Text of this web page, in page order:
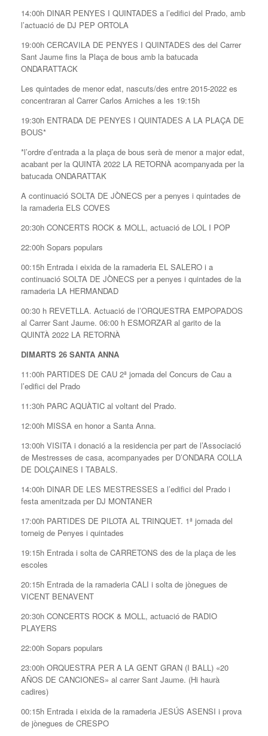
14:00h DINAR PENYES I QUINTADES a l’edifici del Prado, amb
l’actuació de DJ PEP ORTOLA
19:00h CERCAVILA DE PENYES I QUINTADES des del Carrer
Sant Jaume fins la Plaça de bous amb la batucada
ONDARATTACK
Les quintades de menor edat, nascuts/des entre 2015-2022 es
concentraran al Carrer Carlos Arniches a les 19:15h
19:30h ENTRADA DE PENYES I QUINTADES A LA PLAÇA DE
BOUS*
*l’ordre d’entrada a la plaça de bous serà de menor a major edat,
acabant per la QUINTÀ 2022 LA RETORNÀ acompanyada per la
batucada ONDARATTAK
A continuació SOLTA DE JÒNECS per a penyes i quintades de
la ramaderia ELS COVES
20:30h CONCERTS ROCK & MOLL, actuació de LOL I POP
22:00h Sopars populars
00:15h Entrada i eixida de la ramaderia EL SALERO i a
continuació SOLTA DE JÒNECS per a penyes i quintades de la
ramaderia LA HERMANDAD
00:30 h REVETLLA. Actuació de l’ORQUESTRA EMPOPADOS
al Carrer Sant Jaume. 06:00 h ESMORZAR al garito de la
QUINTÀ 2022 LA RETORNÀ
DIMARTS 26 SANTA ANNA
11:00h PARTIDES DE CAU 2ª jornada del Concurs de Cau a
l’edifici del Prado
11:30h PARC AQUÀTIC al voltant del Prado.
12:00h MISSA en honor a Santa Anna.
13:00h VISITA i donació a la residencia per part de l’Associació
de Mestresses de casa, acompanyades per D’ONDARA COLLA
DE DOLÇAINES I TABALS.
14:00h DINAR DE LES MESTRESSES a l’edifici del Prado i
festa amenitzada per DJ MONTANER
17:00h PARTIDES DE PILOTA AL TRINQUET. 1ª jornada del
torneig de Penyes i quintades
19:15h Entrada i solta de CARRETONS des de la plaça de les
escoles
20:15h Entrada de la ramaderia CALI i solta de jònegues de
VICENT BENAVENT
20:30h CONCERTS ROCK & MOLL, actuació de RADIO
PLAYERS
22:00h Sopars populars
23:00h ORQUESTRA PER A LA GENT GRAN (I BALL) «20
AÑOS DE CANCIONES» al carrer Sant Jaume. (Hi haurà
cadires)
00:15h Entrada i eixida de la ramaderia JESÚS ASENSI i prova
de jònegues de CRESPO